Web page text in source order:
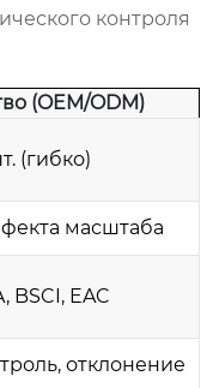
контроля
(OEM/ODM)
(гибко)
масштаба
BSCI, EAC
отклонение